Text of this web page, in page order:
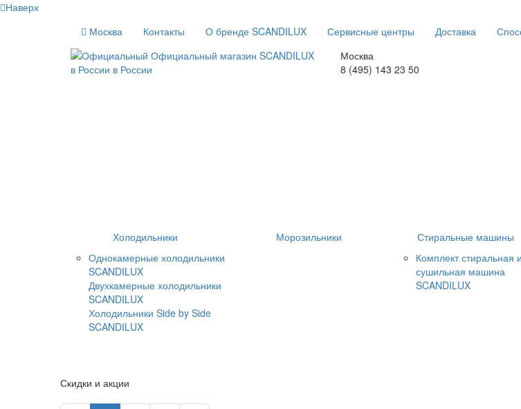
Наверх
Москва
Контакты О бренде SCANDILUX Сервисные центры Доставка
Москва
8 (495) 143 23 50
Холодильники
Однокамерные холодильники
SCANDILUX
Двухкамерные холодильники
SCANDILUX
Холодильники Side by Side
SCANDILUX
Морозильники
Стиральные машины
Комплект стиральная и
сушильная машина
SCANDILUX
Скидки и акции